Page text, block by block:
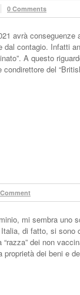
0 Comments
avrà
dal contagio. Infatti
A questo
del
mi sembra uno
di fatto, si sono
“razza” dei non
proprietà dei beni e